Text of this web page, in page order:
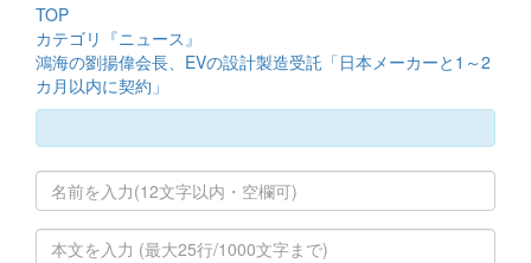
TOP
カテゴリ『ニュース』
鴻海の劉揚偉会長、EVの設計製造受託「日本メーカーと1～2
カ月以内に契約」